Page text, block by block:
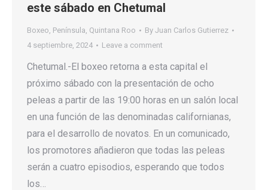
este sábado en Chetumal
Boxeo, Península, Quintana Roo By Juan Carlos Gutierrez
4 septiembre, 2024
Leave a comment
Chetumal.-El boxeo retorna a esta capital el
próximo sábado con la presentación de ocho
peleas a partir de las 19:00 horas en un salón local
en una función de las denominadas californianas,
para el desarrollo de novatos. En un comunicado,
los promotores añadieron que todas las peleas
serán a cuatro episodios, esperando que todos
los…